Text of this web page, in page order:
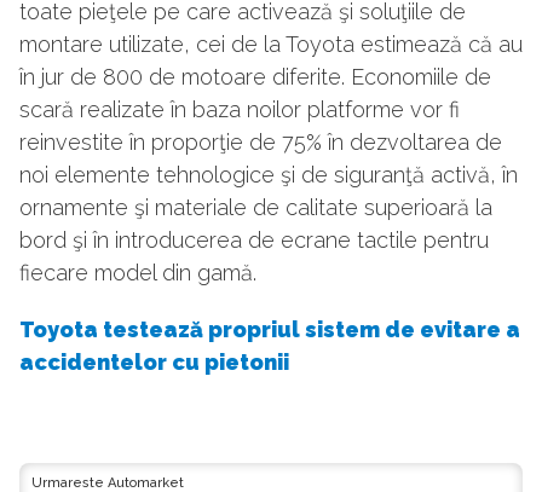
toate pieţele pe care activează şi soluţiile de
montare utilizate, cei de la Toyota estimează că au
în jur de 800 de motoare diferite. Economiile de
scară realizate în baza noilor platforme vor fi
reinvestite în proporţie de 75% în dezvoltarea de
noi elemente tehnologice şi de siguranţă activă, în
ornamente şi materiale de calitate superioară la
bord şi în introducerea de ecrane tactile pentru
fiecare model din gamă.
Toyota testează propriul sistem de evitare a
accidentelor cu pietonii
Urmareste Automarket